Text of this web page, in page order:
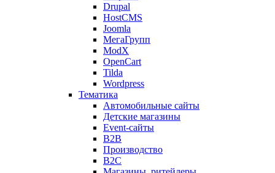
Drupal
HostCMS
Joomla
МегаГрупп
ModX
OpenCart
Tilda
Wordpress
Тематика
Автомобильные сайты
Детские магазины
Event-сайты
B2B
Производство
B2C